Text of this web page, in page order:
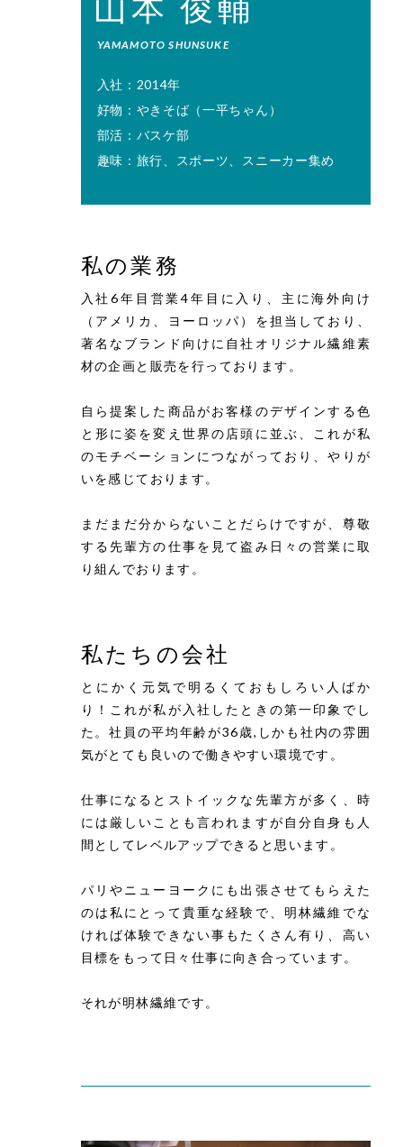
YAMAMOTO SHUNSUKE
入社：2014年
好物：やきそば（一平ちゃん）
部活：バスケ部
趣味：旅行、スポーツ、スニーカー集め
私の業務
入社6年目営業4年目に入り、主に海外向け
（アメリカ、ヨーロッパ）を担当しており、
著名なブランド向けに自社オリジナル繊維素
材の企画と販売を行っております。
自ら提案した商品がお客様のデザインする色
と形に姿を変え世界の店頭に並ぶ、これが私
のモチベーションにつながっており、やりが
いを感じております。
まだまだ分からないことだらけですが、尊敬
する先輩方の仕事を見て盗み日々の営業に取
り組んでおります。
私たちの会社
とにかく元気で明るくておもしろい人ばか
り！これが私が入社したときの第一印象でし
た。社員の平均年齢が36歳,しかも社内の雰囲
気がとても良いので働きやすい環境です。
仕事になるとストイックな先輩方が多く、時
には厳しいことも言われますが自分自身も人
間としてレベルアップできると思います。
パリやニューヨークにも出張させてもらえた
のは私にとって貴重な経験で、明林繊維でな
ければ体験できない事もたくさん有り、高い
目標をもって日々仕事に向き合っています。
それが明林繊維です。